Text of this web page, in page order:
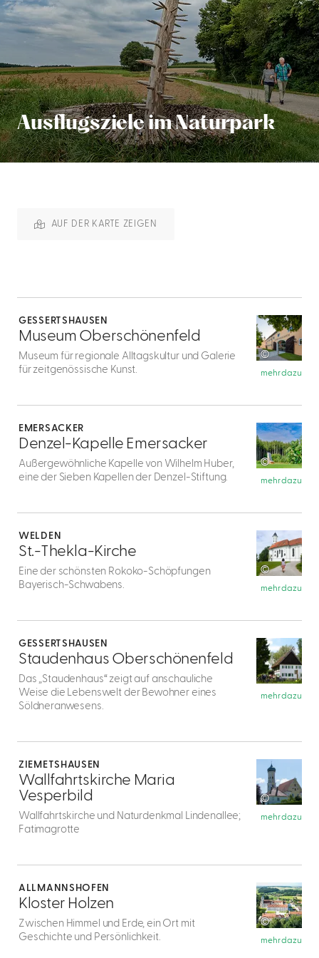
Ausflugsziele im Naturpark
AUF DER KARTE ZEIGEN
GESSERTSHAUSEN
1
Museum Oberschönenfeld
©
Museum für regionale Alltagskultur und Galerie
für zeitgenössische Kunst.
mehr dazu
dazu
EMERSACKER
2
Denzel-Kapelle Emersacker
©
Außergewöhnliche Kapelle von Wilhelm Huber,
eine der Sieben Kapellen der Denzel-Stiftung.
mehr dazu
dazu
WELDEN
3
St.-Thekla-Kirche
©
Eine der schönsten Rokoko-Schöpfungen
Bayerisch-Schwabens.
mehr dazu
dazu
GESSERTSHAUSEN
4
Staudenhaus Oberschönenfeld
Das „Staudenhaus“ zeigt auf anschauliche
Weise die Lebenswelt der Bewohner eines
Söldneranwesens.
mehr dazu
dazu
ZIEMETSHAUSEN
5
Wallfahrtskirche Maria
Vesperbild
©
Wallfahrtskirche und Naturdenkmal Lindenallee;
Fatimagrotte
mehr dazu
dazu
ALLMANNSHOFEN
6
Kloster Holzen
©
Zwischen Himmel und Erde, ein Ort mit
Geschichte und Persönlichkeit.
mehr dazu
dazu